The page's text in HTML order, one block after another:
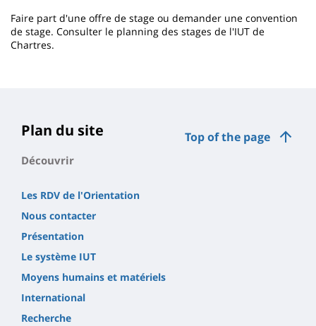
Faire part d'une offre de stage ou demander une convention
de stage. Consulter le planning des stages de l'IUT de
Chartres.
page
principale
Top of the page
Plan du site
Découvrir
Les RDV de l'Orientation
Nous contacter
Présentation
Le système IUT
Moyens humains et matériels
International
Recherche